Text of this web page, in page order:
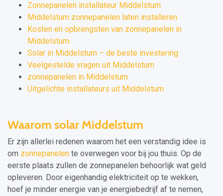
Zonnepanelen installateur Middelstum
Middelstum zonnepanelen laten installeren
Kosten en opbrengsten van zonnepanelen in
Middelstum
Solar in Middelstum – de beste investering
Veelgestelde vragen uit Middelstum
zonnepanelen in Middelstum
Uitgelichte installateurs uit Middelstum
Waarom solar Middelstum
Er zijn allerlei redenen waarom het een verstandig idee is
om zonnepanelen te overwegen voor bij jou thuis. Op de
eerste plaats zullen de zonnepanelen behoorlijk wat geld
opleveren. Door eigenhandig elektriciteit op te wekken,
hoef je minder energie van je energiebedrijf af te nemen,